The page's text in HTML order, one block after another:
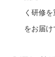
く研修
をお届け